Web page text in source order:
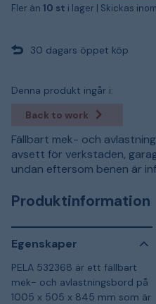
Fler än 10 st i lager | Skickas
30 dagars öppet köp
Denna produkt ingår i:
Back to work
Fällbart mek- och
avsett för verkstaden,
undan eftersom benen är
Produktinformation
Egenskaper
PELA 532368 är ett fällbart
mek- och avlastningsbord på
1005 x 505 x 845 mm som är